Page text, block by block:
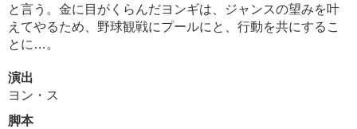
と言う。金に目がくらんだヨンギは、ジャンスの望みを叶
えてやるため、野球観戦にプールにと、行動を共にするこ
とに…。
演出
ヨン・ス
脚本